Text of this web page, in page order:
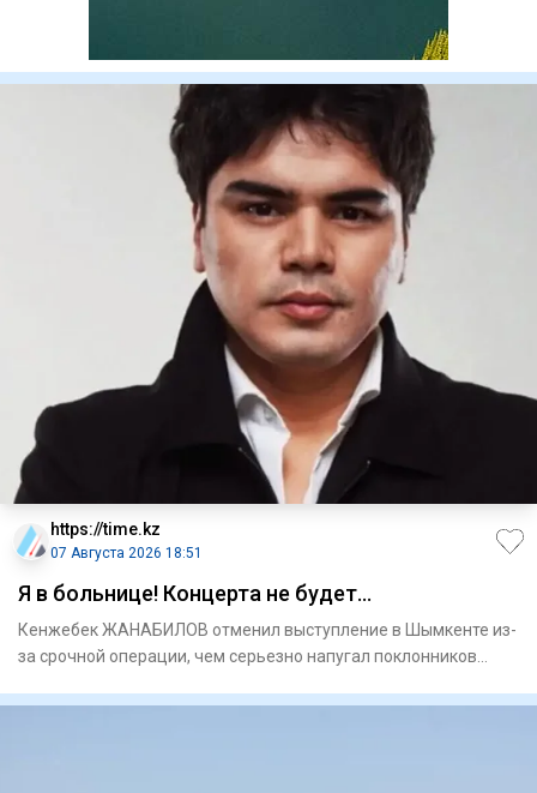
https://time.kz
07 Августа 2026 18:51
Я в больнице! Концерта не будет…
Кенжебек ЖАНАБИЛОВ отменил выступление в Шымкенте из-
за срочной операции, чем серьезно напугал поклонников